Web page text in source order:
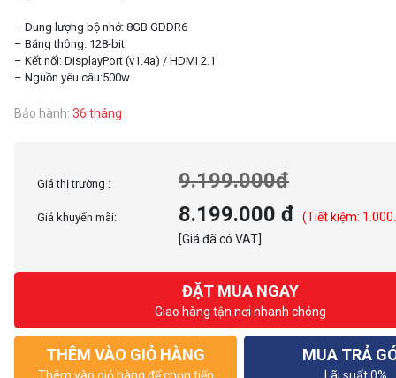
– Dung lượng bộ nhớ: 8GB GDDR6
– Băng thông: 128-bit
– Kết nối: DisplayPort (v1.4a) / HDMI 2.1
Bảo hành: 36 tháng
Giá thị trường : 9.199.000đ
Giá khuyến mãi: 8.199.000 đ
(Tiết kiệm:
[Giá đã có VAT]
ĐẶT MUA NGAY
Giao hàng tận nơi nhanh chóng
THÊM VÀO GIỎ HÀNG
Thêm vào giỏ hàng để chọn tiếp
MUA TRẢ
Lãi suất 0%